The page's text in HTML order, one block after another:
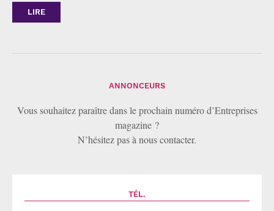
LIRE
ANNONCEURS
Vous souhaitez paraître dans le prochain numéro d’Entreprises
magazine ?
N’hésitez pas à nous contacter.
TÉL.